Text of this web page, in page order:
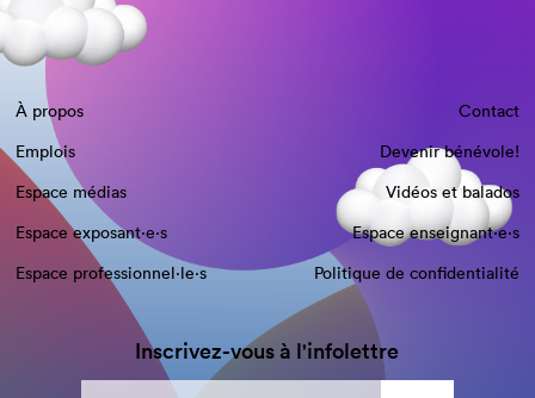
À propos
Contact
Emplois
Devenir bénévole!
Espace médias
Vidéos et balados
Espace exposant·e⋅s
Espace enseignant·e⋅s
Espace professionnel·le⋅s
Politique de confidentialité
Inscrivez-vous à l'infolettre